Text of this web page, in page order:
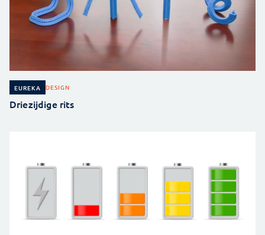
EUREKA DESIGN
Driezijdige rits